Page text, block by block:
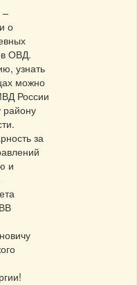
–
о
ОВД.
узнать
можно
России
району
за
и